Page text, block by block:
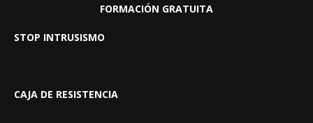
FORMACIÓN GRATUITA
STOP INTRUSISMO
CAJA DE RESISTENCIA